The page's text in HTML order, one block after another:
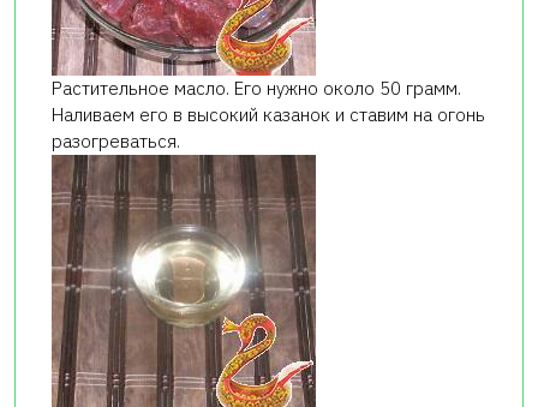
Растительное масло. Его нужно около 50 грамм.
Наливаем его в высокий казанок и ставим на огонь
разогреваться.